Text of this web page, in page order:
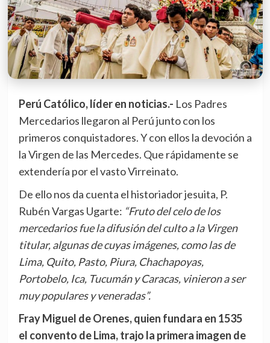
Perú Católico, líder en noticias.- Los Padres
Mercedarios llegaron al Perú junto con los
primeros conquistadores. Y con ellos la devoción a
la Virgen de las Mercedes. Que rápidamente se
extendería por el vasto Virreinato.
De ello nos da cuenta el historiador jesuita, P.
Rubén Vargas Ugarte: “Fruto del celo de los
mercedarios fue la difusión del culto a la Virgen
titular, algunas de cuyas imágenes, como las de
Lima, Quito, Pasto, Piura, Chachapoyas,
Portobelo, Ica, Tucumán y Caracas, vinieron a ser
muy populares y veneradas”.
Fray Miguel de Orenes, quien fundara en 1535
el convento de Lima, trajo la primera imagen de